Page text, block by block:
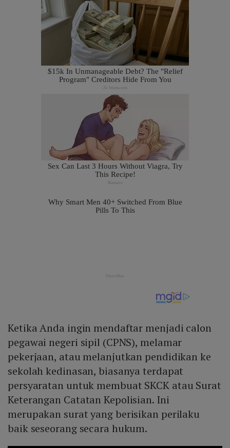
Ketika Anda ingin mendaftar menjadi calon
pegawai negeri sipil (CPNS), melamar
pekerjaan, atau melanjutkan pendidikan ke
sekolah kedinasan, biasanya terdapat
persyaratan untuk membuat SKCK atau Surat
Keterangan Catatan Kepolisian. Ini
merupakan surat yang berisikan perilaku
baik seseorang secara hukum.